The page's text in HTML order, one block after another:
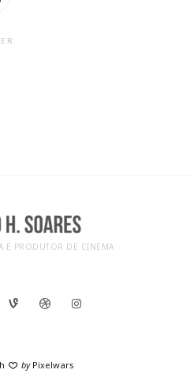
E PRODUTOR DE CINEMA
byPixelwars